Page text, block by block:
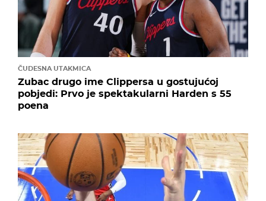
ČUDESNA UTAKMICA
Zubac drugo ime Clippersa u gostujućoj
pobjedi: Prvo je spektakularni Harden s 55
poena